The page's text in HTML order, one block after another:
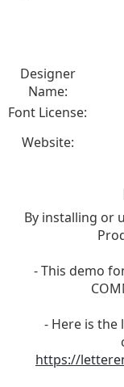
Designer
Name:
Font License:
Website:
By installing or
- This demo
- Here is the
https://